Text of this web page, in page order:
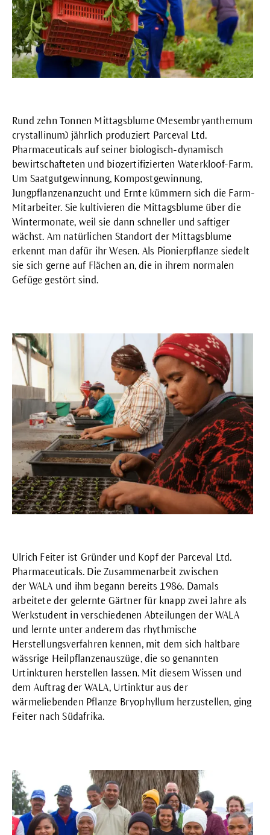
Rund zehn Tonnen Mittagsblume(Mesembryanthemum
crystallinum) jährlich produziert Parceval Ltd.
Pharmaceuticals auf seiner biologisch-dynamisch
bewirtschafteten und biozertifizierten Waterkloof-Farm.
Um Saatgutgewinnung, Kompostgewinnung,
Jungpflanzenanzucht und Ernte kümmern sich die Farm-
Mitarbeiter. Sie kultivieren die Mittagsblume über die
Wintermonate, weil sie dann schneller und saftiger
wächst. Am natürlichen Standort der Mittagsblume
erkennt man dafür ihr Wesen. Als Pionierpflanze siedelt
sie sich gerne auf Flächen an, die in ihrem normalen
Gefüge gestört sind.
Ulrich Feiter ist Gründer und Kopf der Parceval Ltd.
Pharmaceuticals. Die Zusammenarbeit zwischen
der WALA und ihm begann bereits 1986. Damals
arbeitete der gelernte Gärtner für knapp zwei Jahre als
Werkstudent in verschiedenen Abteilungen der WALA
und lernte unter anderem das rhythmische
Herstellungsverfahren kennen, mit dem sich haltbare
wässrige Heilpflanzenauszüge, die so genannten
Urtinkturen herstellen lassen. Mit diesem Wissen und
dem Auftrag der WALA, Urtinktur aus der
wärmeliebenden Pflanze Bryophyllum herzustellen, ging
Feiter nach Südafrika.